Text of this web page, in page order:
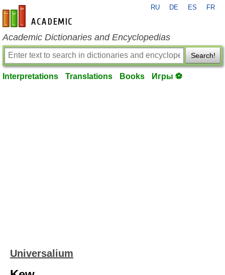
en-academic.com
RU DE ES FR
Academic Dictionaries and Encyclopedias
Search!
Interpretations Translations Books Игры ⚽
Universalium